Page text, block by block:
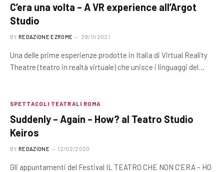
C’era una volta – A VR experience all’Argot
Studio
BY REDAZIONE EZROME 29/11/2021
Una delle prime esperienze prodotte in Italia di Virtual Reality
Theatre (teatro in realtà virtuale) che unisce i linguaggi del…
SPETTACOLI TEATRALI ROMA
Suddenly – Again – How? al Teatro Studio
Keiros
BY REDAZIONE 12/02/2020
Gli appuntamenti del Festival IL TEATRO CHE NON C’ERA – HO